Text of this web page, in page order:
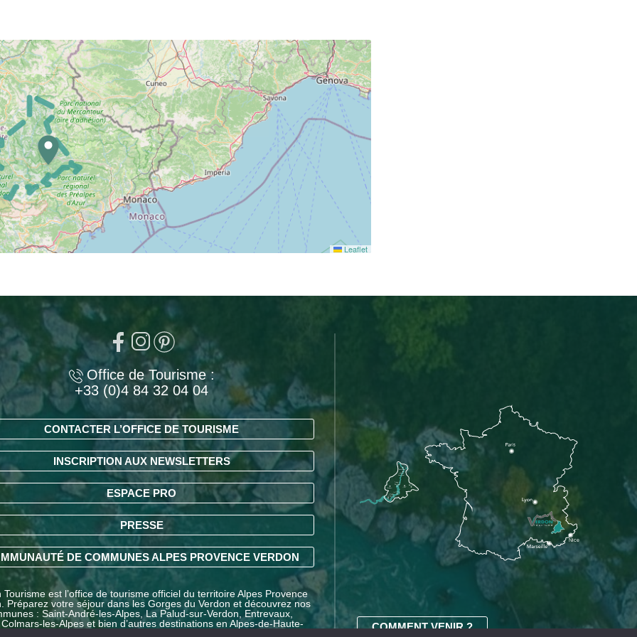
Leaflet
Office de Tourisme :
+33 (0)4 84 32 04 04
CONTACTER L’OFFICE DE TOURISME
INSCRIPTION AUX NEWSLETTERS
ESPACE PRO
PRESSE
DE COMMUNES ALPES PROVENCE VERDON
Tourisme est l’office de tourisme officiel du territoire Alpes Provence
Préparez votre séjour dans les Gorges du Verdon et découvrez nos
: Saint-André-les-Alpes, La Palud-sur-Verdon, Entrevaux,
les-Alpes et bien d’autres destinations en Alpes-de-Haute-
COMMENT VENIR ?